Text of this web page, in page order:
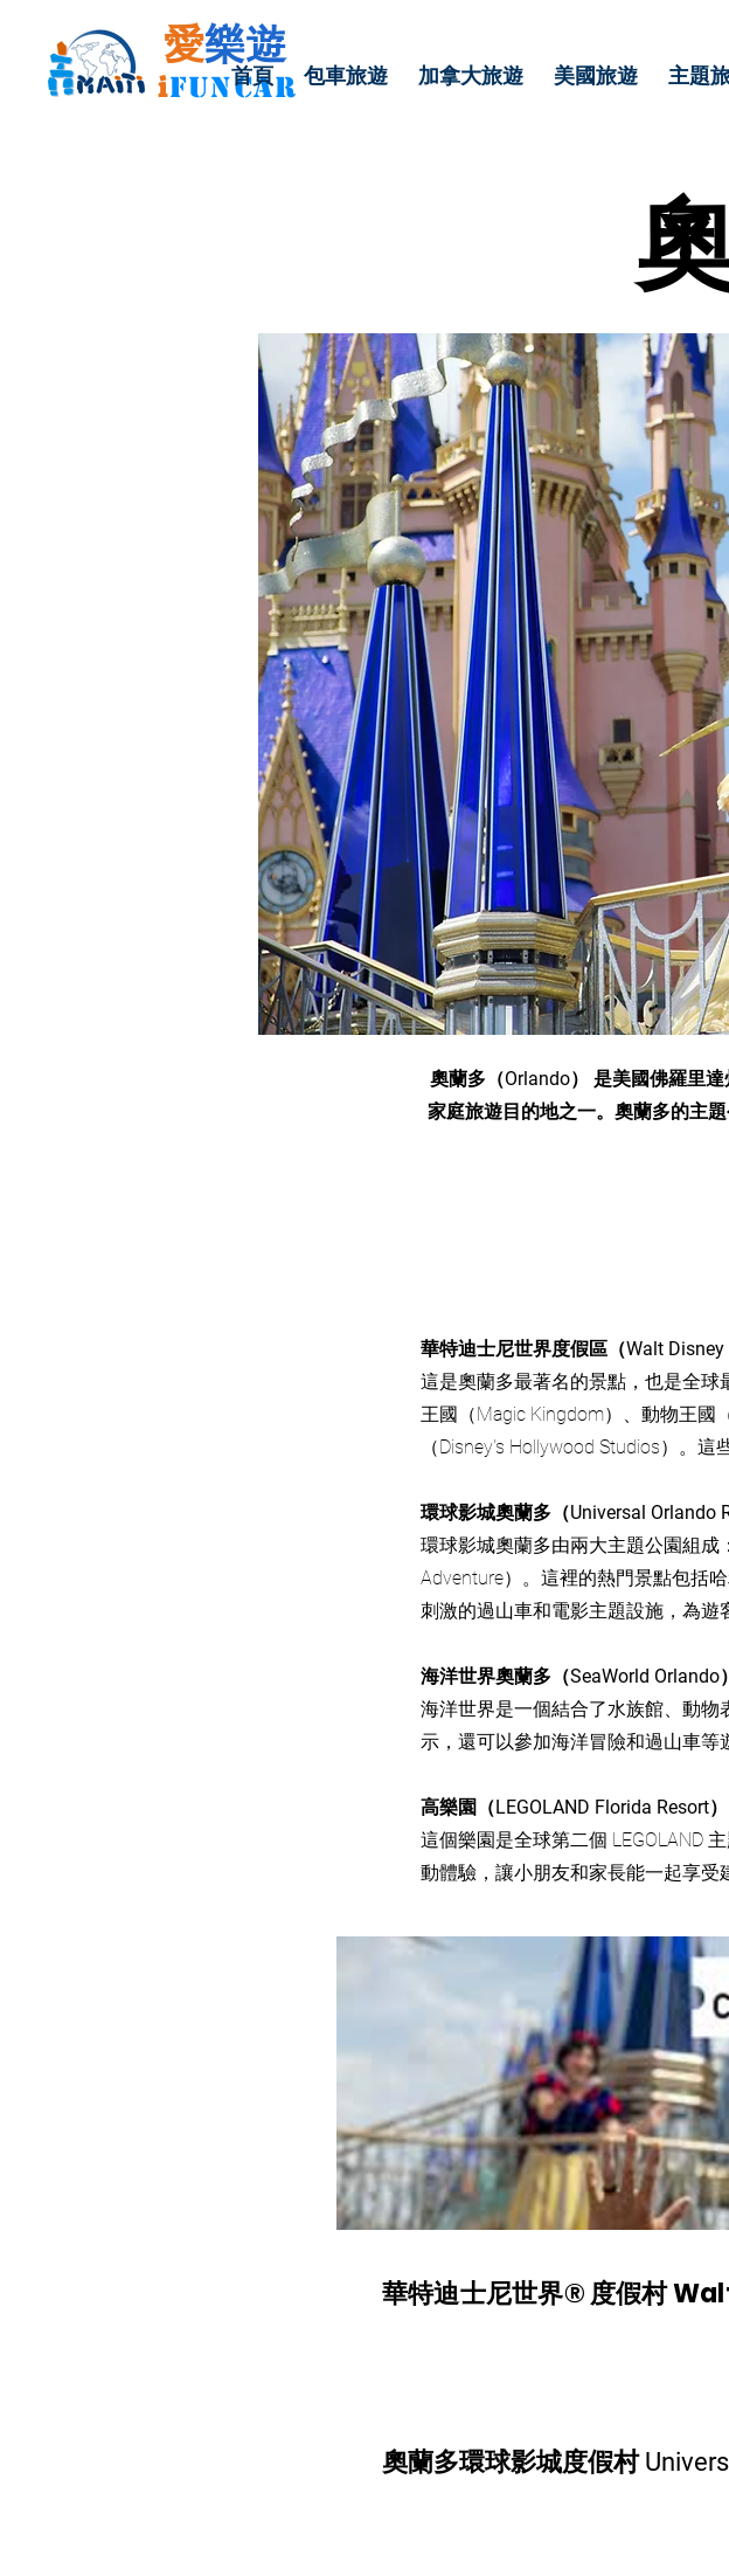
愛樂遊
iFUNCAR
首頁 包車旅遊 加拿大旅遊 美國旅遊 主題
奧蘭多（Orlando） 是美國佛羅里
家庭旅遊目的地之一。奧蘭多的主
華特迪士尼世界度假區（Walt Disney
這是奧蘭多最著名的景點，也是全
王國（Magic Kingdom）、動物王國
（Disney's Hollywood Studios）。
環球影城奧蘭多（Universal Orlando
環球影城奧蘭多由兩大主題公園組成
Adventure）。這裡的熱門景點包括
刺激的過山車和電影主題設施，為遊
海洋世界奧蘭多（SeaWorld Orlando）
海洋世界是一個結合了水族館、動
示，還可以參加海洋冒險和過山車等
高樂園（LEGOLAND Florida Resort）
這個樂園是全球第二個 LEGOLAND
動體驗，讓小朋友和家長能一起享受
華特迪士尼世界® 度假村
奧蘭多環球影城度假村